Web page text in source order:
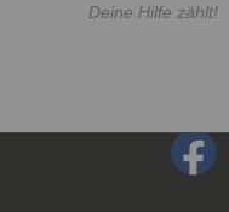
Deine Hilfe zählt!